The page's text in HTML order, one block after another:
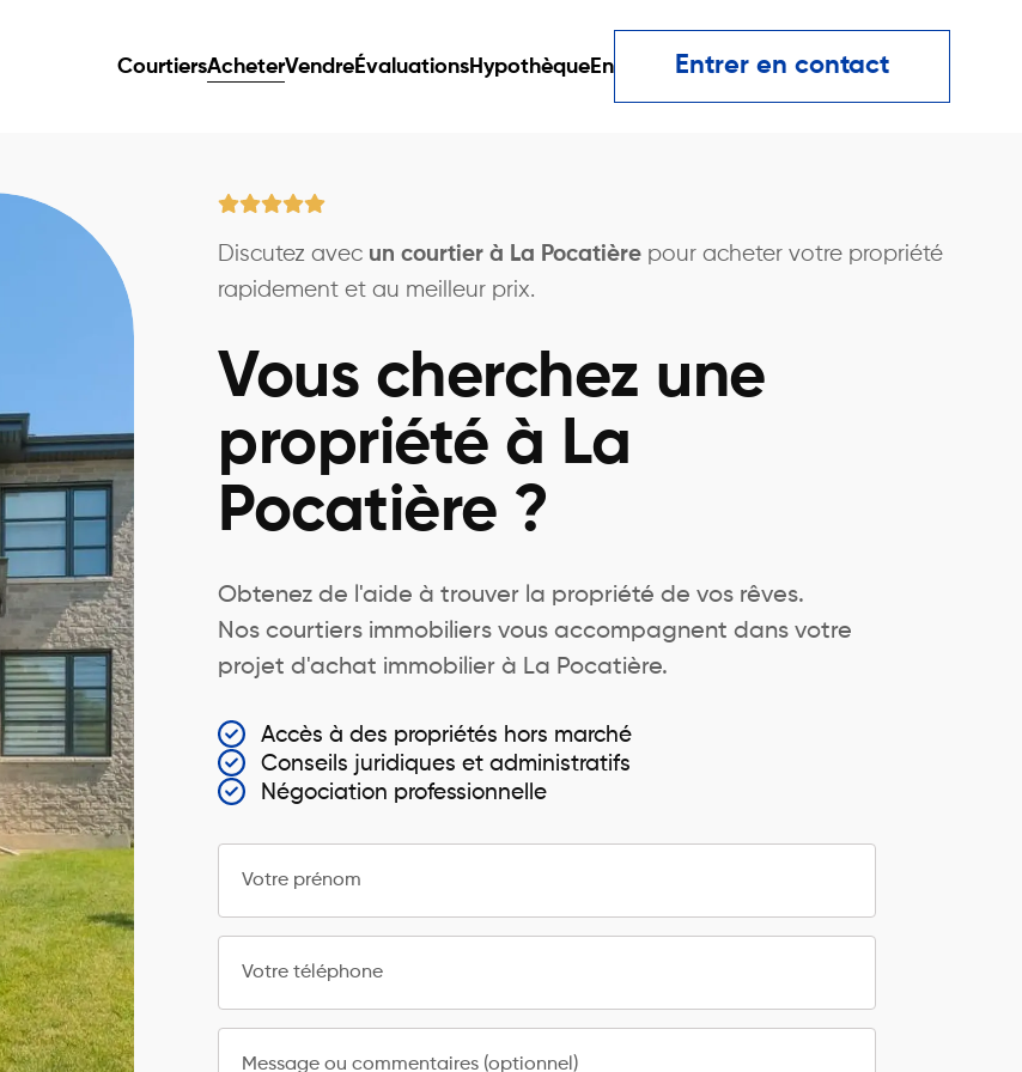
CourtiersAcheterVendreÉvaluationsHypothèqueEn Entrer en contact
Discutez avec un courtier à La Pocatière pour acheter votre propriété
rapidement et au meilleur prix.
Vous cherchez une
propriété à La
Pocatière ?
Obtenez de l'aide à trouver la propriété de vos rêves.
Nos courtiers immobiliers vous accompagnent dans votre
projet d'achat immobilier à La Pocatière.
Accès à des propriétés hors marché
Conseils juridiques et administratifs
Négociation professionnelle
Votre prénom
Votre téléphone
Message ou commentaires (optionnel)